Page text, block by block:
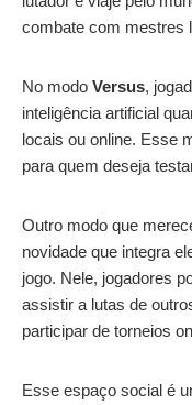
combate com mestres
No modo Versus,
inteligência artificial
locais ou online. Esse
para quem deseja
Outro modo que
novidade que integra
jogo. Nele, jogadores
assistir a lutas de
participar de torneios
Esse espaço social é